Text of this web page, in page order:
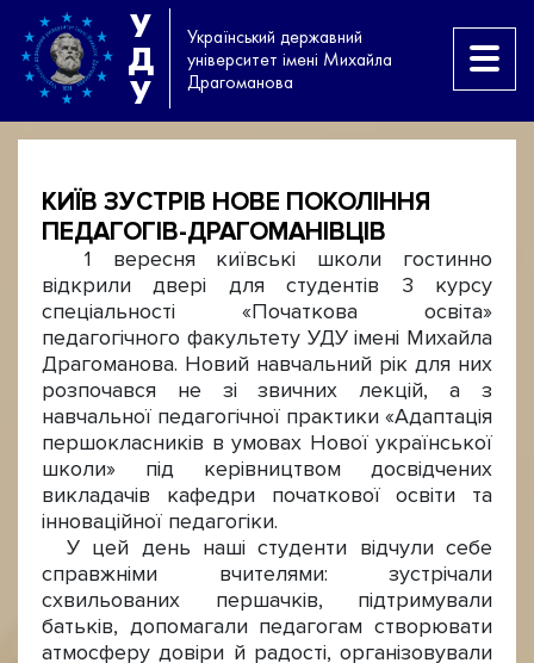
У
Д
У
Український державний
університет імені Михайла
Драгоманова
КИЇВ ЗУСТРІВ НОВЕ ПОКОЛІННЯ
ПЕДАГОГІВ-ДРАГОМАНІВЦІВ
1 вересня київські школи гостинно
відкрили двері для студентів 3 курсу
спеціальності «Початкова освіта»
педагогічного факультету УДУ імені Михайла
Драгоманова. Новий навчальний рік для них
розпочався не зі звичних лекцій, а з
навчальної педагогічної практики «Адаптація
першокласників в умовах Нової української
школи» під керівництвом досвідчених
викладачів кафедри початкової освіти та
інноваційної педагогіки.
У цей день наші студенти відчули себе
справжніми вчителями: зустрічали
схвильованих першачків, підтримували
батьків, допомагали педагогам створювати
атмосферу довіри й радості, організовували